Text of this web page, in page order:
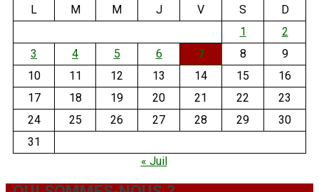
L
M M J V S
D
1
2
3
4 5 6 7 8
9
10
11 12 13 14 15
16
17
18 19 20 21 22
23
24
25 26 27 28 29
30
31
« Juil